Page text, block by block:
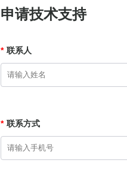
申请技术支持
* 联系人
* 联系方式